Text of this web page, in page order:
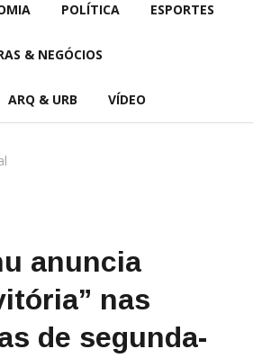
POLÍTICA ESPORTES
& NEGÓCIOS
ARQ & URB VÍDEO
anuncia
nas
de segunda-